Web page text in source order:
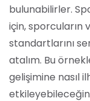
bulunabilirler.
için, sporcuların
standartlarını
atalım. Bu
gelişimine nasıl